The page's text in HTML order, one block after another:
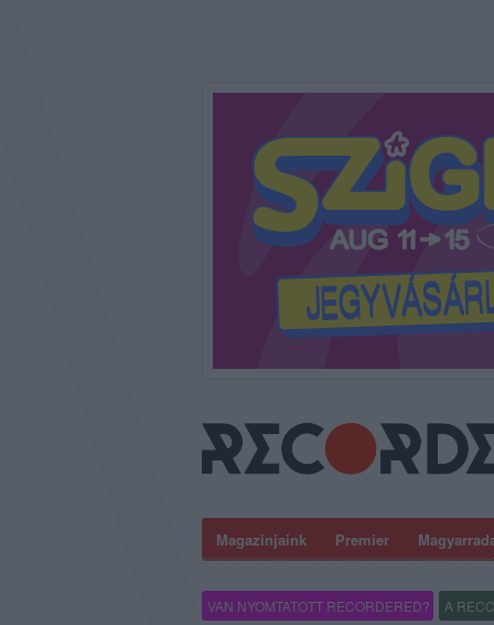
Magazinjaink Premier
VAN NYOMTATOTT RECORDERED? A